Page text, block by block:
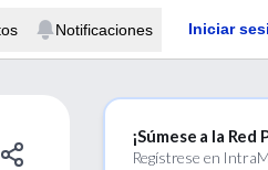
Notificaciones Iniciar
¡Súmese a la
Regístrese en